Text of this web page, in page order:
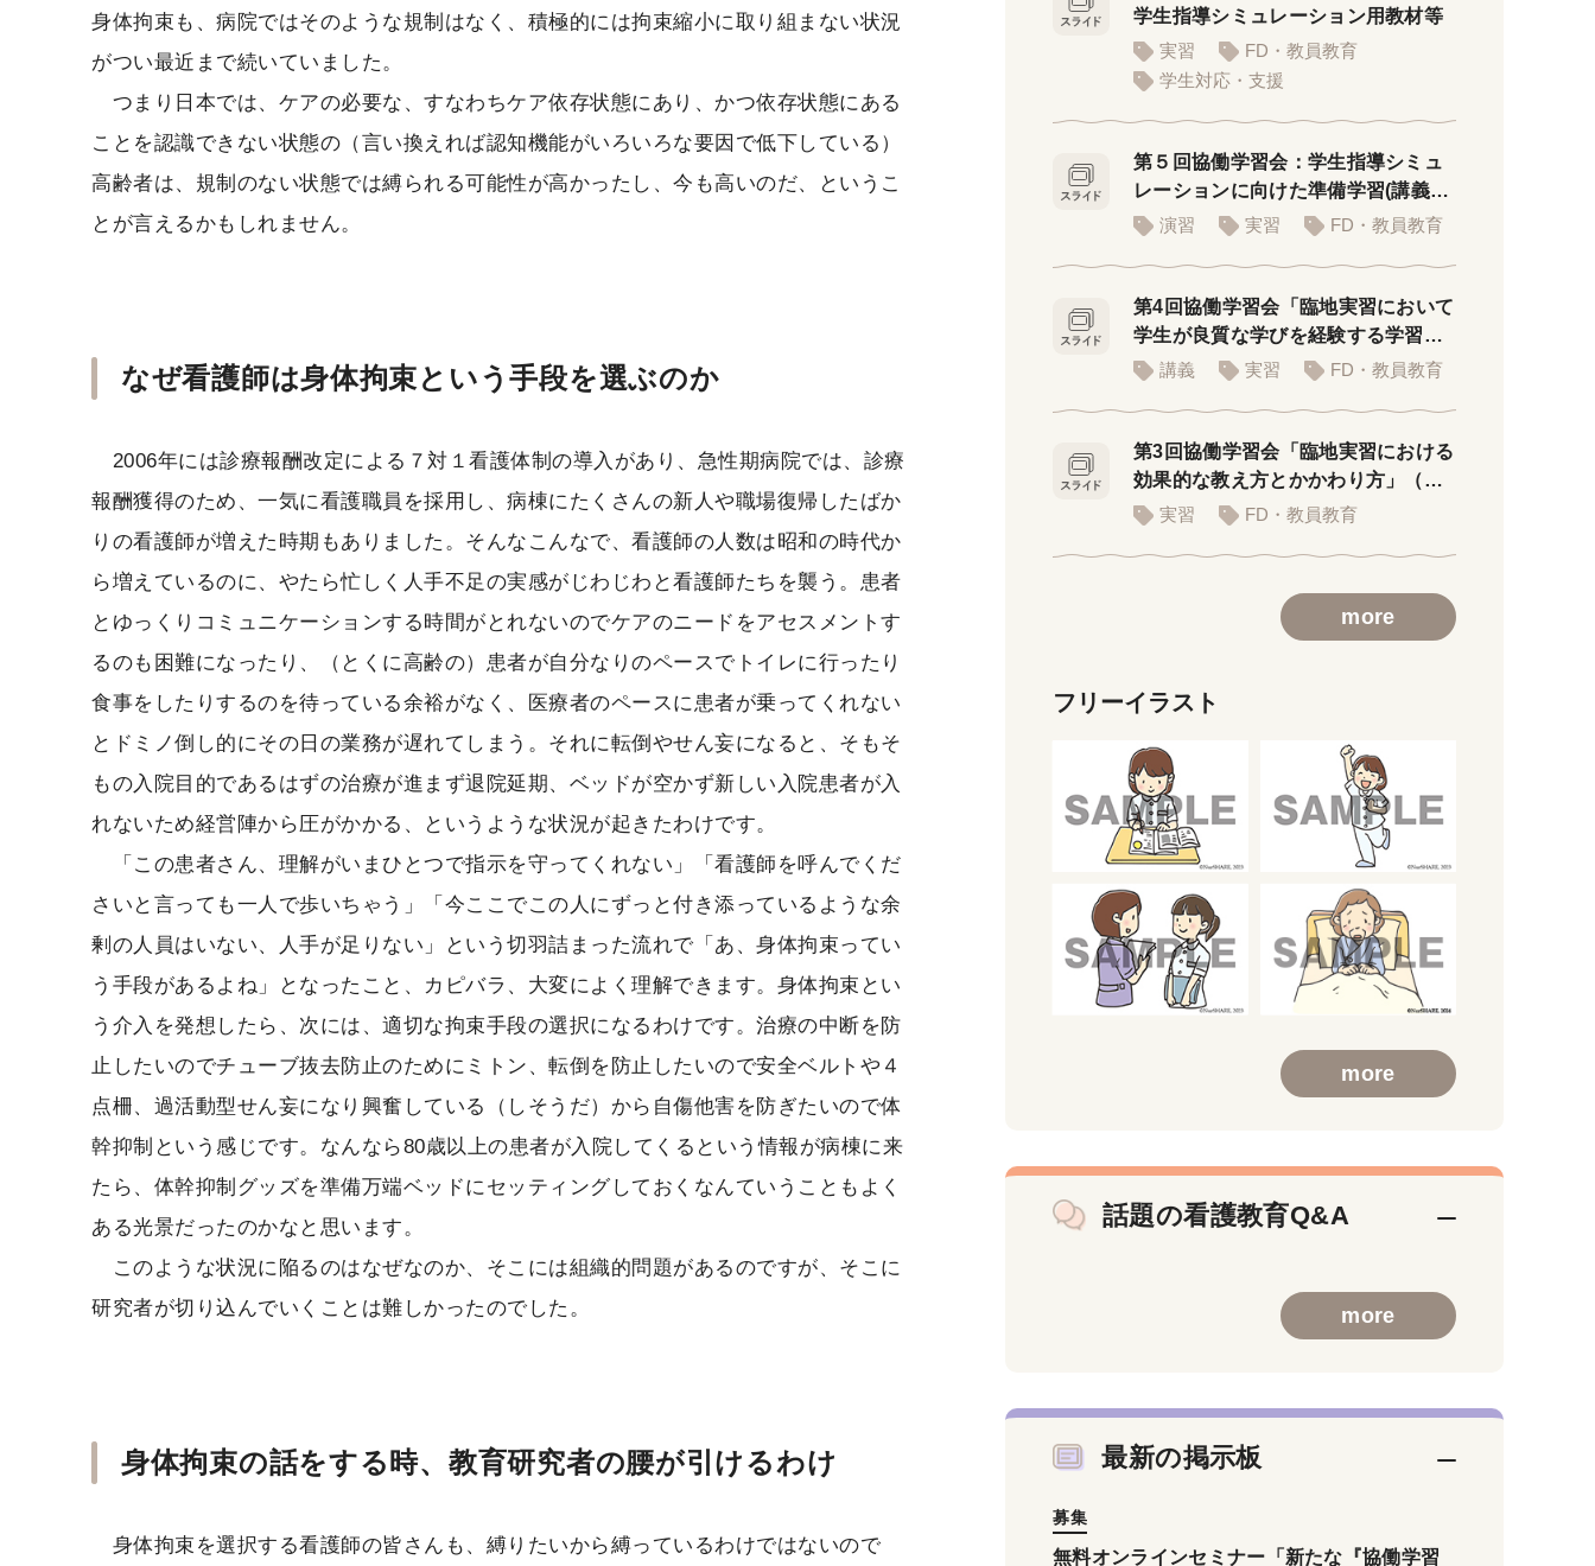
身体拘束も、病院ではそのような規制はなく、積極的には拘束縮小に取り組まない状況
がつい最近まで続いていました。
つまり日本では、ケアの必要な、すなわちケア依存状態にあり、かつ依存状態にある
ことを認識できない状態の（言い換えれば認知機能がいろいろな要因で低下している）
高齢者は、規制のない状態では縛られる可能性が高かったし、今も高いのだ、というこ
とが言えるかもしれません。
なぜ看護師は身体拘束という手段を選ぶのか
2006年には診療報酬改定による７対１看護体制の導入があり、急性期病院では、診療
報酬獲得のため、一気に看護職員を採用し、病棟にたくさんの新人や職場復帰したばか
りの看護師が増えた時期もありました。そんなこんなで、看護師の人数は昭和の時代か
ら増えているのに、やたら忙しく人手不足の実感がじわじわと看護師たちを襲う。患者
とゆっくりコミュニケーションする時間がとれないのでケアのニードをアセスメントす
るのも困難になったり、（とくに高齢の）患者が自分なりのペースでトイレに行ったり
食事をしたりするのを待っている余裕がなく、医療者のペースに患者が乗ってくれない
とドミノ倒し的にその日の業務が遅れてしまう。それに転倒やせん妄になると、そもそ
もの入院目的であるはずの治療が進まず退院延期、ベッドが空かず新しい入院患者が入
れないため経営陣から圧がかかる、というような状況が起きたわけです。
「この患者さん、理解がいまひとつで指示を守ってくれない」「看護師を呼んでくだ
さいと言っても一人で歩いちゃう」「今ここでこの人にずっと付き添っているような余
剰の人員はいない、人手が足りない」という切羽詰まった流れで「あ、身体拘束ってい
う手段があるよね」となったこと、カピバラ、大変によく理解できます。身体拘束とい
う介入を発想したら、次には、適切な拘束手段の選択になるわけです。治療の中断を防
止したいのでチューブ抜去防止のためにミトン、転倒を防止したいので安全ベルトや４
点柵、過活動型せん妄になり興奮している（しそうだ）から自傷他害を防ぎたいので体
幹抑制という感じです。なんなら80歳以上の患者が入院してくるという情報が病棟に来
たら、体幹抑制グッズを準備万端ベッドにセッティングしておくなんていうこともよく
ある光景だったのかなと思います。
このような状況に陥るのはなぜなのか、そこには組織的問題があるのですが、そこに
研究者が切り込んでいくことは難しかったのでした。
身体拘束の話をする時、教育研究者の腰が引けるわけ
身体拘束を選択する看護師の皆さんも、縛りたいから縛っているわけではないので
学生指導シミュレーション用教材等
実習
FD・教員教育
学生対応・支援
第５回協働学習会：学生指導シミュ
レーションに向けた準備学習(講義者
用PPT)
演習 実習 FD・教員教育
第4回協働学習会「臨地実習において
学生が良質な学びを経験する学習環
境」講義 実習 FD・教員教育
第3回協働学習会「臨地実習における
効果的な教え方とかかわり方」（講
義用スライド）
実習 FD・教員教育
more
フリーイラスト
more
話題の看護教育Q&A
more
最新の掲示板
募集
無料オンラインセミナー「新たな『協働学習